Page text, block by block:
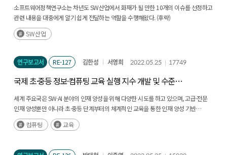
소프트웨어정책연구소는 차년도 SW산업에서 화재가 될 만한 10개의 이슈를 선정하고
관련 내용을 대중에게 알기 쉽게 전달하는 역할을 수행해왔다. (후략)
SW산업
연구보고서 RE-127 김한성 서영희 2022.05.25 17749
국제 초·중등 정보·컴퓨팅 교육 실행 지수 개발 및 수준
분석
세계 주요국은 SW·AI 분야의 인재 양성을 위해 다양한 시도를 하고 있으며, 고급·전문
인재 양성뿐만 아니라 초·중등 단계부터의 체계적인 교육을 통한 인재 양성 기반
구축과 미래 시대를 살아갈 아이들에게 요구되는 디지털 소양을 길러주기 위해
노력하고 있다. (후략)
컴퓨팅 교육